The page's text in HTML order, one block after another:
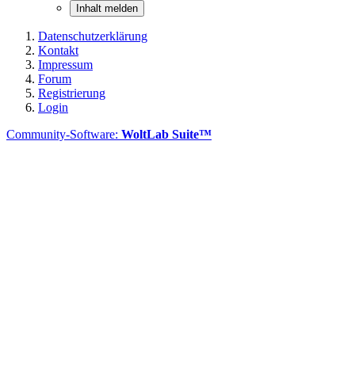
Inhalt melden
Datenschutzerklärung
Kontakt
Impressum
Forum
Registrierung
Login
Community-Software: WoltLab Suite™